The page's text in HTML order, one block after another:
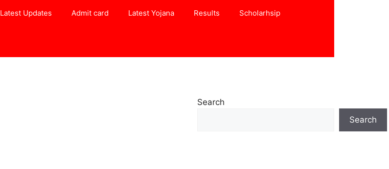
Latest Updates Admit card Latest Yojana Results Scholarhsip
Search
Search